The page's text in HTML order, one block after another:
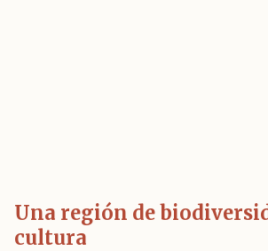
Una región de
cultura